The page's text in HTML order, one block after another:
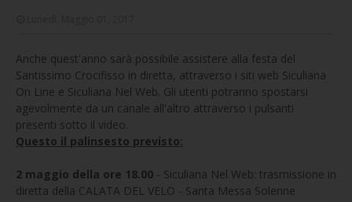
Anche quest'anno sarà possibile assistere alla festa del
Santissimo Crocifisso in diretta, attraverso i siti web Siculiana
On Line e Siculiana Nel Web. Gli utenti potranno spostarsi
agevolmente da un canale all'altro attraverso i pulsanti
presenti sotto il video.
Questo il palinsesto previsto:
2 maggio della ore 18.00 - Siculiana Nel Web: trasmissione in
diretta della CALATA DEL VELO - Santa Messa Solenne